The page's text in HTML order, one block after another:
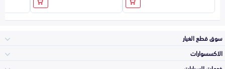
سوق قطع الغيار
الاكسسوارات